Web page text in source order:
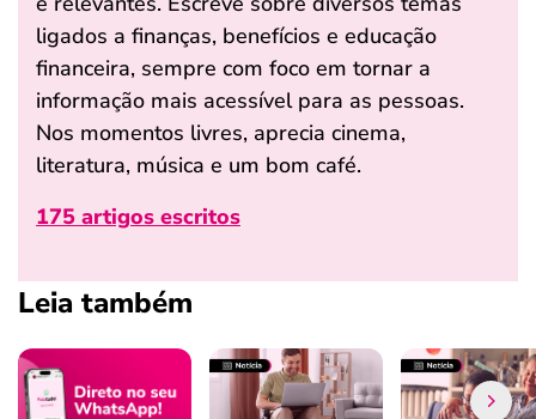
ligados a finanças, benefícios e educação
financeira, sempre com foco em tornar a
informação mais acessível para as pessoas.
Nos momentos livres, aprecia cinema,
literatura, música e um bom café.
175 artigos escritos
Leia também